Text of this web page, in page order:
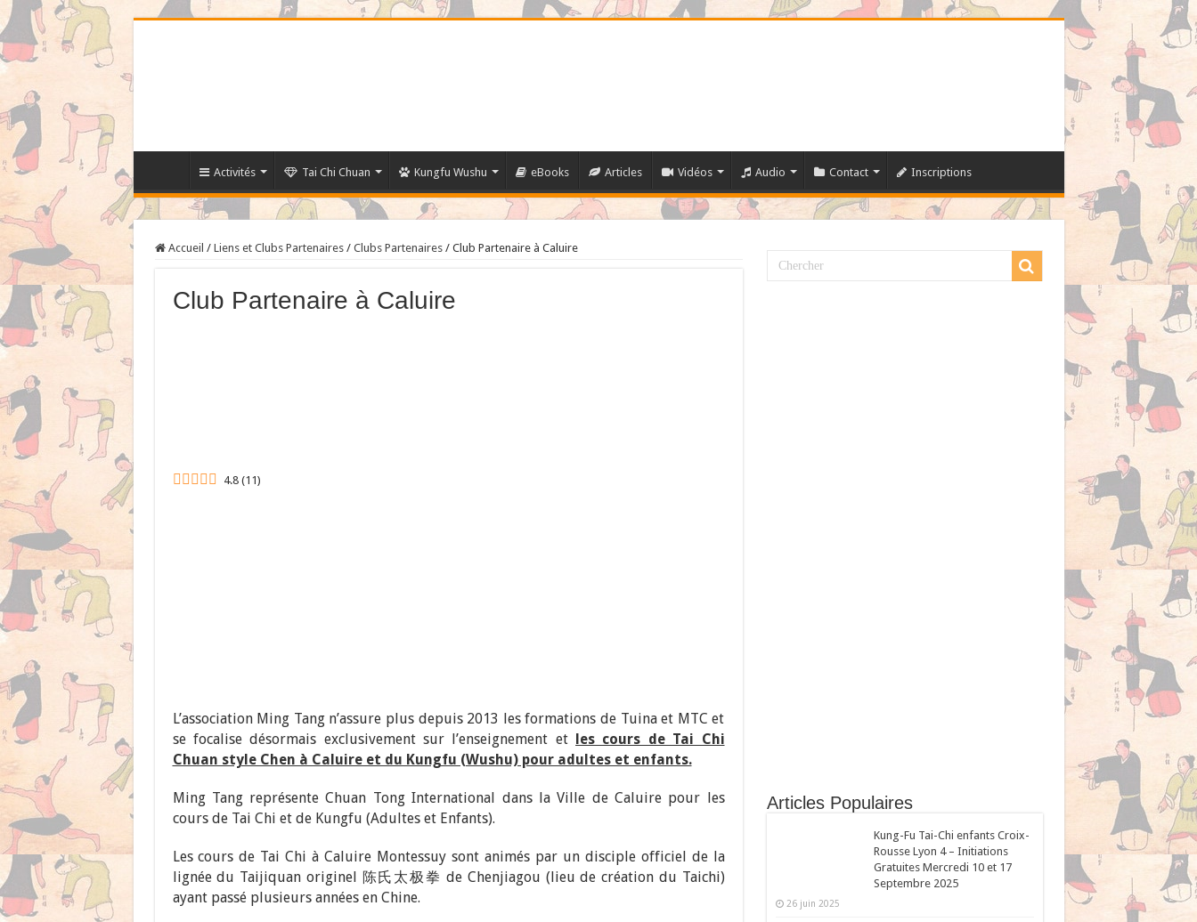
Activités Tai Chi Chuan Kungfu Wushu eBooks Articles Vidéos Audio Contact Inscriptions
Accueil / Liens et Clubs Partenaires / Clubs Partenaires / Club Partenaire à Caluire
Club Partenaire à Caluire
4.8 (11)
L’association Ming Tang n’assure plus depuis 2013 les formations de Tuina et MTC et
se focalise désormais exclusivement sur l’enseignement et les cours de Tai Chi
Chuan style Chen à Caluire et du Kungfu (Wushu) pour adultes et enfants.
Ming Tang représente Chuan Tong International dans la Ville de Caluire pour les
cours de Tai Chi et de Kungfu (Adultes et Enfants).
Les cours de Tai Chi à Caluire Montessuy sont animés par un disciple officiel de la
lignée du Taijiquan originel 陈氏太极拳 de Chenjiagou (lieu de création du Taichi)
ayant passé plusieurs années en Chine.
Articles Populaires
Kung-Fu Tai-Chi enfants Croix-
Rousse Lyon 4 – Initiations
Gratuites Mercredi 10 et 17
Septembre 2025
26 juin 2025